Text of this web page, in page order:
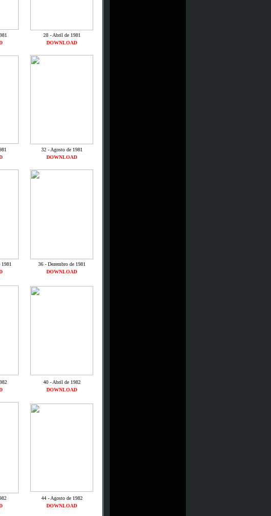
28 - Abril de 1981
DOWNLOAD
32 - Agosto de 1981
DOWNLOAD
36 - Dezembro de 1981
DOWNLOAD
40 - Abril de 1982
DOWNLOAD
44 - Agosto de 1982
DOWNLOAD